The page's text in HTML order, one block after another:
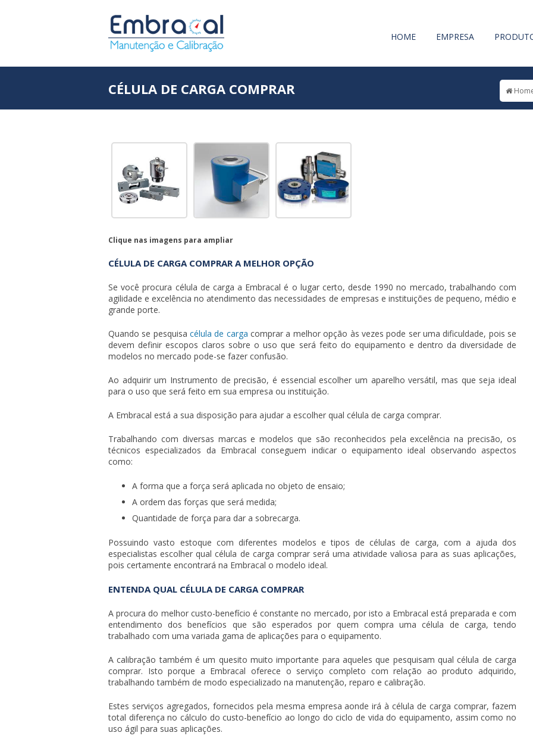
HOME EMPRESA
CÉLULA DE CARGA COMPRAR
Clique nas imagens para ampliar
CÉLULA DE CARGA COMPRAR A MELHOR OPÇÃO
Se você procura célula de carga a Embracal é o lugar certo, desde 1990 no mercado, trabalhando com
agilidade e excelência no atendimento das necessidades de empresas e instituições de pequeno, médio e
grande porte.
Quando se pesquisacélula de carga comprar a melhor opção às vezes pode ser uma dificuldade, pois se
devem definir escopos claros sobre o uso que será feito do equipamento e dentro da diversidade de
modelos no mercado pode-se fazer confusão.
Ao adquirir um Instrumento de precisão, é essencial escolher um aparelho versátil, mas que seja ideal
para o uso que será feito em sua empresa ou instituição.
A Embracal está a sua disposição para ajudar a escolher qual célula de carga comprar.
Trabalhando com diversas marcas e modelos que são reconhecidos pela excelência na precisão, os
técnicos especializados da Embracal conseguem indicar o equipamento ideal observando aspectos
como:
A forma que a força será aplicada no objeto de ensaio;
A ordem das forças que será medida;
Quantidade de força para dar a sobrecarga.
Possuindo vasto estoque com diferentes modelos e tipos de células de carga, com a ajuda dos
especialistas escolher qualcélula de carga comprarserá uma atividade valiosa para as suas aplicações,
pois certamente encontrará na Embracal o modelo ideal.
ENTENDA QUAL CÉLULA DE CARGA COMPRAR
A procura do melhor custo-benefício é constante no mercado, por isto a Embracal está preparada e com
entendimento dos benefícios que são esperados por quem compra uma célula de carga, tendo
trabalhado com uma variada gama de aplicações para o equipamento.
A calibração também é um quesito muito importante para aqueles que pesquisam qualcélula de carga
comprar. Isto porque a Embracal oferece o serviço completo com relação ao produto adquirido,
trabalhando também de modo especializado na manutenção, reparo e calibração.
Estes serviços agregados, fornecidos pela mesma empresa aonde irá àcélula de carga comprar, fazem
total diferença no cálculo do custo-benefício ao longo do ciclo de vida do equipamento, assim como no
uso ágil para suas aplicações.